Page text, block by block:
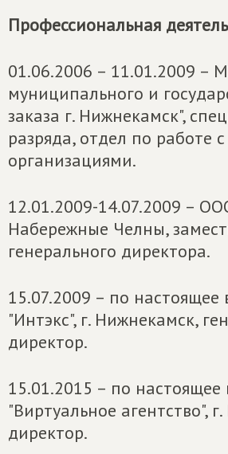
Профессиональная
01.06.2006 – 11.01.2009 –
муниципального и
заказа г. Нижнекамск",
разряда, отдел по работе
организациями.
12.01.2009-14.07.2009 –
Набережные Челны,
генерального директора.
15.07.2009 – по
"Интэкс", г. Нижнекамск,
директор.
15.01.2015 – по
"Виртуальное агентство",
директор.